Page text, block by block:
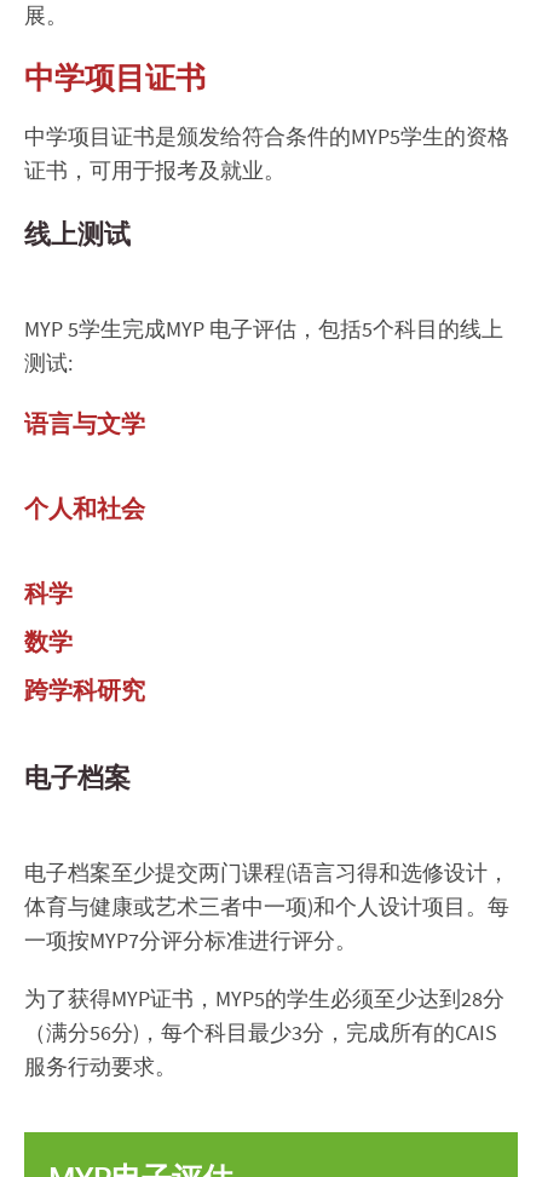
展。
中学项目证书
中学项目证书是颁发给符合条件的MYP5学生的资格
证书，可用于报考及就业。
线上测试
MYP 5学生完成MYP 电子评估，包括5个科目的线上
测试:
语言与文学
个人和社会
科学
数学
跨学科研究
电子档案
电子档案至少提交两门课程(语言习得和选修设计，
体育与健康或艺术三者中一项)和个人设计项目。每
一项按MYP7分评分标准进行评分。
为了获得MYP证书，MYP5的学生必须至少达到28分
（满分56分)，每个科目最少3分，完成所有的CAIS
服务行动要求。